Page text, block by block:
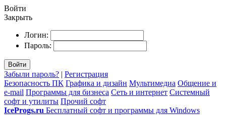
Войти
Закрыть
Логин:
Пароль:
Войти
Забыли пароль? | Регистрация
Безопасность ПК Графика и дизайн Мультимедиа Общение и
e-mail Программы для бизнеса Сеть и интернет Системный
софт и утилиты Прочий софт
IceProgs.ru Бесплатный софт и программы для Windows